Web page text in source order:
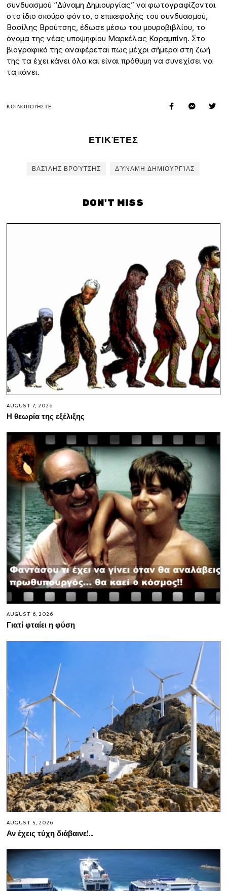
συνδυασμού “Δύναμη Δημιουργίας” να φωτογραφίζονται
στο ίδιο σκούρο φόντο, ο επικεφαλής του συνδυασμού,
Βασίλης Βρούτσης, έδωσε μέσω του μουροβιβλίου, το
όνομα της νέας υποψηφίου Μαρκέλας Καραμπίνη. Στο
βιογραφικό της αναφέρεται πως μέχρι σήμερα στη ζωή
της τα έχει κάνει όλα και είναι πρόθυμη να συνεχίσει να
τα κάνει.
ΚΟΙΝΟΠΟΙΉΣΤΕ
ΕΤΙΚΈΤΕΣ
ΒΑΣΊΛΗΣ ΒΡΟΎΤΣΗΣ ΔΎΝΑΜΗ ΔΗΜΙΟΥΡΓΊΑΣ
DON'T MISS
AUGUST 7, 2026
Η θεωρία της εξέλιξης
AUGUST 6, 2026
Γιατί φταίει η φύση
AUGUST 5, 2026
Αν έχεις τύχη διάβαινε!…